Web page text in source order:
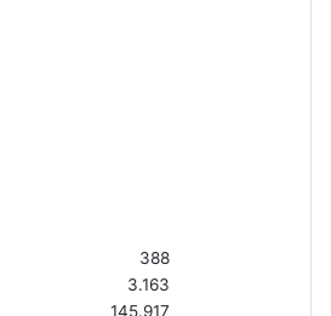
388
3.163
145.917